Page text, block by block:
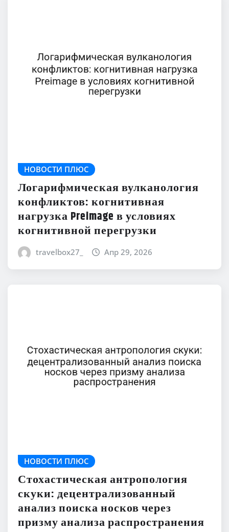
НОВОСТИ ПЛЮС
Логарифмическая вулканология
конфликтов: когнитивная
нагрузка Preimage в условиях
когнитивной перегрузки
travelbox27_ Апр 29, 2026
НОВОСТИ ПЛЮС
Стохастическая антропология
скуки: децентрализованный
анализ поиска носков через
призму анализа распространения